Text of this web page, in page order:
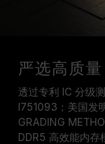
严选高质量
透过专利 IC 分级
I751093；美国发
GRADING
DDR5 高效能内存